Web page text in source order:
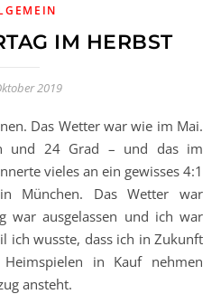
IM HERBST
2019
und 24 Grad – und das im
vieles an ein gewisses 4:1
München. Das Wetter war
war ausgelassen und ich war
ich wusste, dass ich in Zukunft
in Kauf nehmen
ansteht.